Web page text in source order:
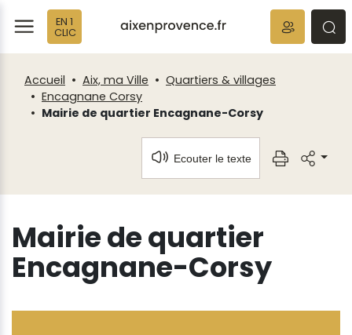
EN 1
CLIC
Accueil Aix, ma Ville
Quartiers & villages
Encagnane Corsy
Mairie de quartier Encagnane-Corsy
Ecouter le texte
Mairie de quartier
Encagnane-Corsy
Fenêtre
de
chat
Panneau de gestion des cookies